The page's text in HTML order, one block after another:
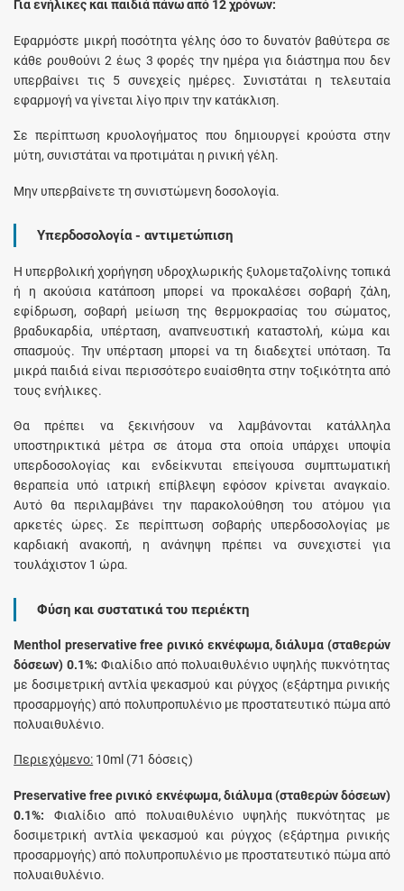
Για ενήλικες και παιδιά πάνω από 12 χρόνων:
Εφαρμόστε μικρή ποσότητα γέλης όσο το δυνατόν βαθύτερα σε
κάθε ρουθούνι 2 έως 3 φορές την ημέρα για διάστημα που δεν
υπερβαίνει τις 5 συνεχείς ημέρες. Συνιστάται η τελευταία
εφαρμογή να γίνεται λίγο πριν την κατάκλιση.
Σε περίπτωση κρυολογήματος που δημιουργεί κρούστα στην
μύτη, συνιστάται να προτιμάται η ρινική γέλη.
Μην υπερβαίνετε τη συνιστώμενη δοσολογία.
Υπερδοσολογία - αντιμετώπιση
Η υπερβολική χορήγηση υδροχλωρικής ξυλομεταζολίνης τοπικά
ή η ακούσια κατάποση μπορεί να προκαλέσει σοβαρή ζάλη,
εφίδρωση, σοβαρή μείωση της θερμοκρασίας του σώματος,
βραδυκαρδία, υπέρταση, αναπνευστική καταστολή, κώμα και
σπασμούς. Την υπέρταση μπορεί να τη διαδεχτεί υπόταση. Τα
μικρά παιδιά είναι περισσότερο ευαίσθητα στην τοξικότητα από
τους ενήλικες.
Θα πρέπει να ξεκινήσουν να λαμβάνονται κατάλληλα
υποστηρικτικά μέτρα σε άτομα στα οποία υπάρχει υποψία
υπερδοσολογίας και ενδείκνυται επείγουσα συμπτωματική
θεραπεία υπό ιατρική επίβλεψη εφόσον κρίνεται αναγκαίο.
Αυτό θα περιλαμβάνει την παρακολούθηση του ατόμου για
αρκετές ώρες. Σε περίπτωση σοβαρής υπερδοσολογίας με
καρδιακή ανακοπή, η ανάνηψη πρέπει να συνεχιστεί για
τουλάχιστον 1 ώρα.
Φύση και συστατικά του περιέκτη
Menthol preservative free ρινικό εκνέφωμα, διάλυμα (σταθερών
δόσεων) 0.1%: Φιαλίδιο από πολυαιθυλένιο υψηλής πυκνότητας
με δοσιμετρική αντλία ψεκασμού και ρύγχος (εξάρτημα ρινικής
προσαρμογής) από πολυπροπυλένιο με προστατευτικό πώμα από
πολυαιθυλένιο.
Περιεχόμενο: 10ml (71 δόσεις)
Preservative free ρινικό εκνέφωμα, διάλυμα (σταθερών δόσεων)
0.1%: Φιαλίδιο από πολυαιθυλένιο υψηλής πυκνότητας με
δοσιμετρική αντλία ψεκασμού και ρύγχος (εξάρτημα ρινικής
προσαρμογής) από πολυπροπυλένιο με προστατευτικό πώμα από
πολυαιθυλένιο.